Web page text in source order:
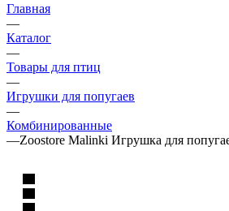
Главная
—
Каталог
—
Товары для птиц
—
Игрушки для попугаев
—
Комбинированные
—Zoostore Malinki Игрушка для